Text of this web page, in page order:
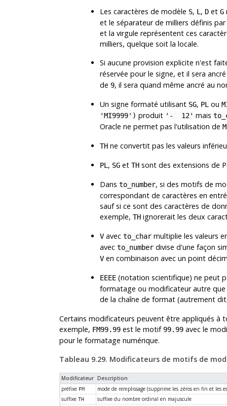
Les caractères de modèle S, L , Det G
et le séparateur de milliers définis
et la virgule représentent ces
milliers, quelque soit la locale.
Si aucune provision explicite n'est
réservée pour le signe, et il sera
de 9, il sera quand même ancré au
Un signe formaté utilisant SG, PL ou
'MI9999') produit '- 12' mais
Oracle ne permet pas l'utilisation de
THne convertit pas les valeurs
PL , SGet THsont des extensions de
Dans to_number, si des motifs de
correspondant de caractères en
sauf si ce sont des caractères de
exemple, THignorerait les deux
Vavec to_charmultiplie les valeurs
avec to_numberdivise d'une façon
Ven combinaison avec un point
EEEE(notation scientifique) ne peut
formatage ou modificateur autre
de la chaîne de format (autrement
Certains modificateurs peuvent être appliqués
exemple, FM99.99est le motif 99.99avec le
pour le formatage numérique.
Tableau 9.29. Modificateurs de motifs de
Modificateur Description
préfixe FM
mode de remplissage (supprime les zéros en fin et les
suffixeTH
suffixe du nombre ordinal en majuscule